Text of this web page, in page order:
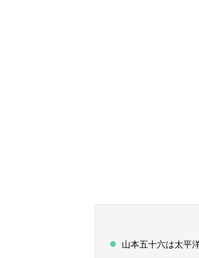
山本五十六は太平